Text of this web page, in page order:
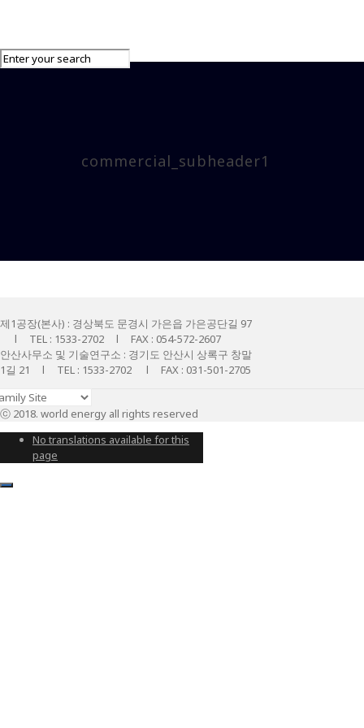
commercial_subheader1
제1공장(본사) : 경상북도 문경시 가은읍 가은공단길 97
l TEL : 1533-2702 l FAX : 054-572-2607
안산사무소 및 기술연구소 : 경기도 안산시 상록구 창말
1길 21 l TEL : 1533-2702 l FAX : 031-501-2705
ⓒ 2018. world energy all rights reserved
No translations available for this
page